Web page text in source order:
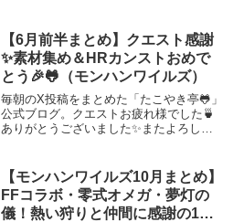
自分にとっても、ドラゴンクエストは単
なるゲームという...
【6月前半まとめ】クエスト感謝
✨素材集め＆HRカンストおめで
とう🎉🐸（モンハンワイルズ）
毎朝のX投稿をまとめた「たこやき亭🐸」
公式ブログ。クエストお疲れ様でした🍵
ありがとうございました✨またよろしく
と挑んだ素材集めや激戦、HRカンストの
喜びを綴っています。スクショ付きで振
り返り♪
【モンハンワイルズ10月まとめ】
FFコラボ・零式オメガ・夢灯の
儀！熱い狩りと仲間に感謝の1ヶ